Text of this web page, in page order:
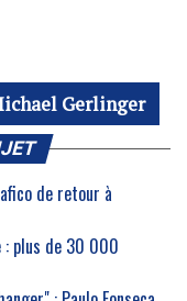
Gerlinger
de retour à
: plus de 30 000